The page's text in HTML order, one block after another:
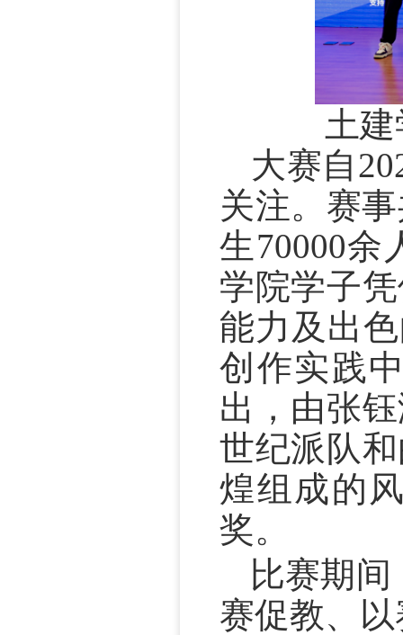
土
大赛自
关注。赛
生70000余
学院学子
能力及出
创作实践
出，由张
世纪派队
煌组成的
奖。
比赛期
赛促教、